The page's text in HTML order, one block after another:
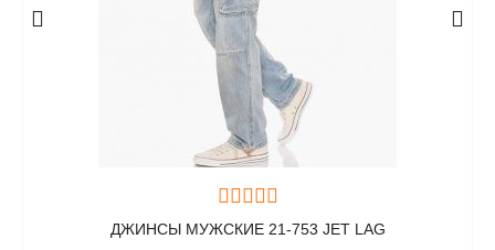
ДЖИНСЫ МУЖСКИЕ 21-753 JET LAG